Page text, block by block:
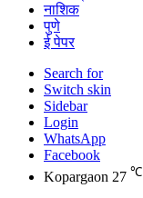
नाशिक
पुणे
ई पेपर
Search for
Switch skin
Sidebar
Login
WhatsApp
Facebook
Kopargaon 27 ℃